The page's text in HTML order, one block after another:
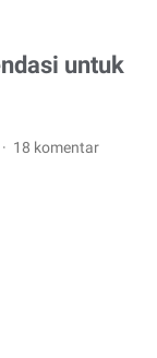
untuk
18 komentar